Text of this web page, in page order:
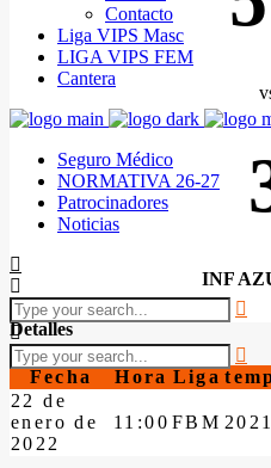
Contacto
Liga VIPS Masc
LIGA VIPS FEM
Cantera
Seguro Médico
NORMATIVA 26-27
Patrocinadores
Noticias
INF
Detalles
Fecha Hora Liga
22 de
enero de
2022
11:00 FBM